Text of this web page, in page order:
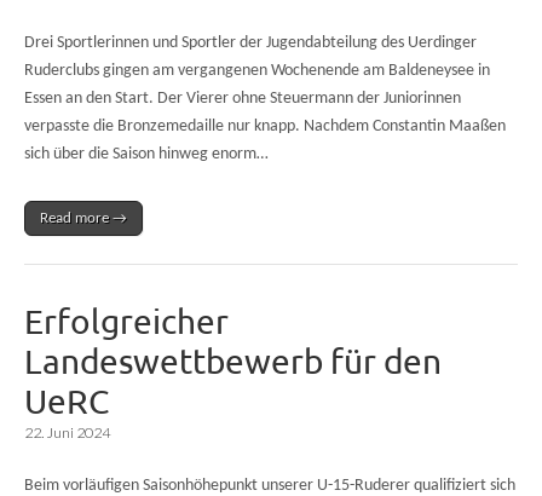
Drei Sportlerinnen und Sportler der Jugendabteilung des Uerdinger
Ruderclubs gingen am vergangenen Wochenende am Baldeneysee in
Essen an den Start. Der Vierer ohne Steuermann der Juniorinnen
verpasste die Bronzemedaille nur knapp. Nachdem Constantin Maaßen
sich über die Saison hinweg enorm…
Read more →
Erfolgreicher
Landeswettbewerb für den
UeRC
22. Juni 2024
Beim vorläufigen Saisonhöhepunkt unserer U-15-Ruderer qualifiziert sich